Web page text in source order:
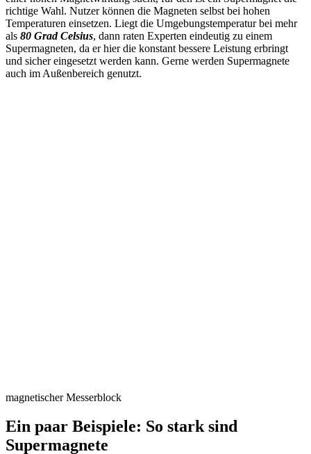
richtige Wahl. Nutzer können die Magneten selbst bei hohen
Temperaturen einsetzen. Liegt die Umgebungstemperatur bei mehr
als 80 Grad Celsius, dann raten Experten eindeutig zu einem
Supermagneten, da er hier die konstant bessere Leistung erbringt
und sicher eingesetzt werden kann. Gerne werden Supermagnete
auch im Außenbereich genutzt.
magnetischer Messerblock
Ein paar Beispiele: So stark sind
Supermagnete